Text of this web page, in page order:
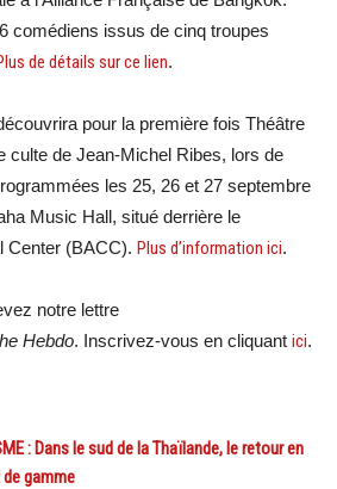
comédiens issus de cinq troupes
de détails sur ce lien.
pour la première fois Théâtre
culte de Jean-Michel Ribes, lors de
les 25, 26 et 27 septembre
Music Hall, situé derrière le
Center (BACC). Plus d’information ici.
notre lettre
Hebdo. Inscrivez-vous en cliquant ici.
: Dans le sud de la Thaïlande, le retour en
gamme